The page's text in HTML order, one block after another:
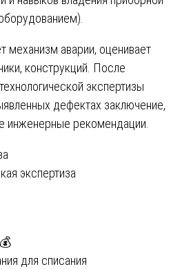
механизм аварии, оценивает
конструкций. После
экспертизы
дефектах заключение,
инженерные рекомендации.
экспертиза
для списания